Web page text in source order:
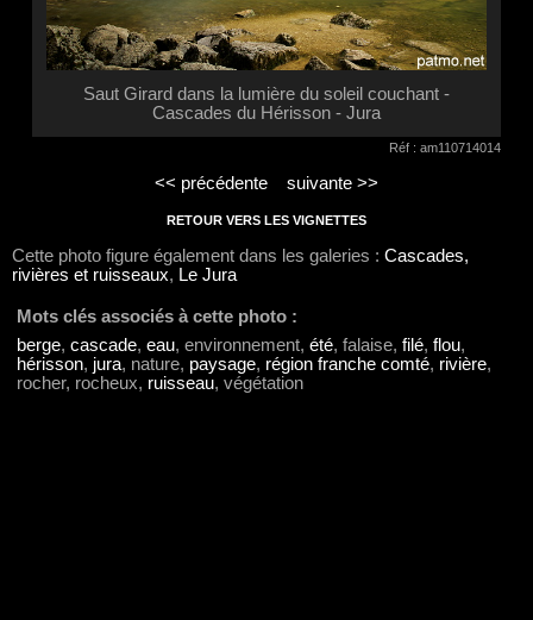
Saut Girard dans la lumière du soleil couchant -
Cascades du Hérisson - Jura
Réf : am110714014
<< précédente suivante >>
RETOUR VERS LES VIGNETTES
Cette photo figure également dans les galeries : Cascades,
rivières et ruisseaux, Le Jura
Mots clés associés à cette photo :
berge, cascade, eau, environnement, été, falaise, filé, flou,
hérisson, jura, nature, paysage, région franche comté, rivière,
rocher, rocheux, ruisseau, végétation